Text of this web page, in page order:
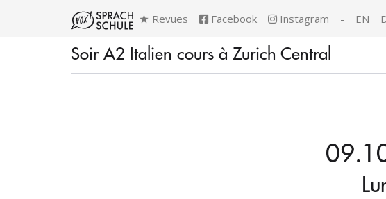
Revues Facebook Instagram - EN
Soir A2 Italien cours à Zurich Central